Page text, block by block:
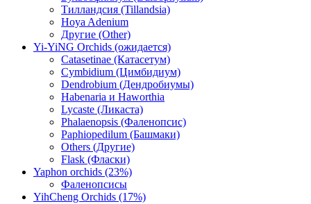
Тилландсия (Tillandsia)
Hoya Adenium
Другие (Other)
Yi-YiNG Orchids (ожидается)
Catasetinae (Катасетум)
Cymbidium (Цимбидиум)
Dendrobium (Дендробиумы)
Habenaria и Haworthia
Lycaste (Ликаста)
Phalaenopsis (Фаленопсис)
Paphiopedilum (Башмаки)
Others (Другие)
Flask (Фласки)
Yaphon orchids (23%)
Фаленопсисы
YihCheng Orchids (17%)